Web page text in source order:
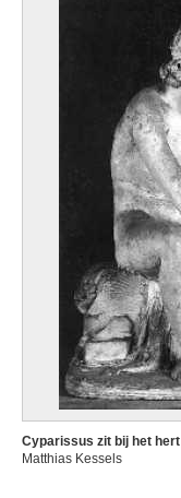
Cyparissus zit bij het hert
Matthias Kessels